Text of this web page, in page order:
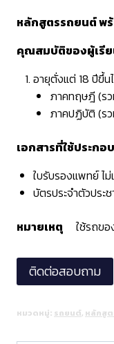
หลักสูตรรถยนต์ พ
คุณสมบัติของผู้เรี
อายุตั่งแต่ 18 ปีขึ้น
ภาคทฤษฎี (ร
ภาคปฏิบัติ (รว
เอกสารที่ใช้ประกอ
ใบรับรองแพทย์ ไ
บัตรประจำตัวประ
หมายเหตุ ใช้รถขอ
ติดต่อสอบถาม
หมวดหมู่: รถยนต์, หลักสูต